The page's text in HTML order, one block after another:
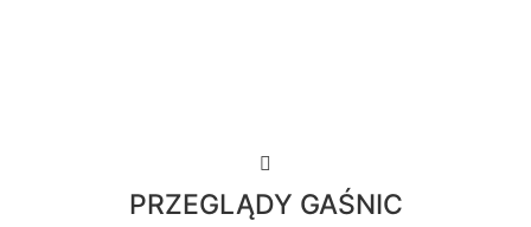
PRZEGLĄDY GAŚNIC